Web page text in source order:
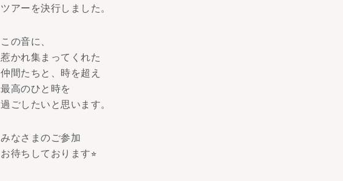
ツアーを決行しました。
この音に、
惹かれ集まってくれた
仲間たちと、時を超え
最高のひと時を
過ごしたいと思います。
みなさまのご参加
お待ちしております⭐︎